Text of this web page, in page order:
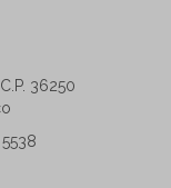
36250